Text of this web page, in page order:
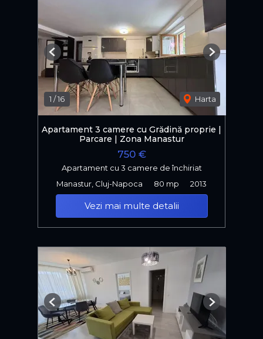
1 /16 Harta
Previous Next
Apartament 3 camere cu Grădină proprie |
Parcare | Zona Manastur
750 €
Apartament cu 3 camere de închiriat
Manastur, Cluj-Napoca
80 mp 2013
Vezi mai multe detalii
Previous Next